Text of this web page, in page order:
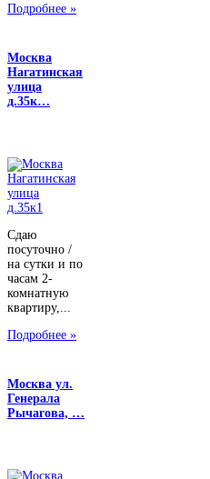
Подробнее »
Москва
Нагатинская
улица
д.35к…
Сдаю
посуточно /
на сутки и по
часам 2-
комнатную
квартиру,...
Подробнее »
Москва ул.
Генерала
Рычагова, …